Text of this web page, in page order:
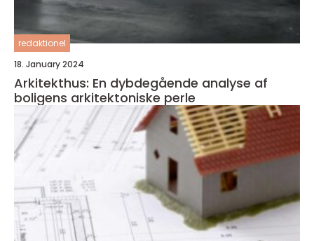
redaktionel
18. January 2024
Arkitekthus: En dybdegående analyse af
boligens arkitektoniske perle